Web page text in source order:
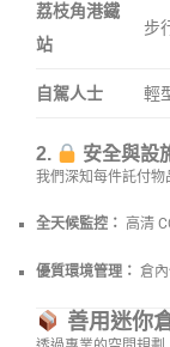
荔枝角港鐵
站
步
自駕人士 輕
2. 安全與設
我們深知每件託付物
全天候監控： 高清
優質環境管理： 倉
善用迷你